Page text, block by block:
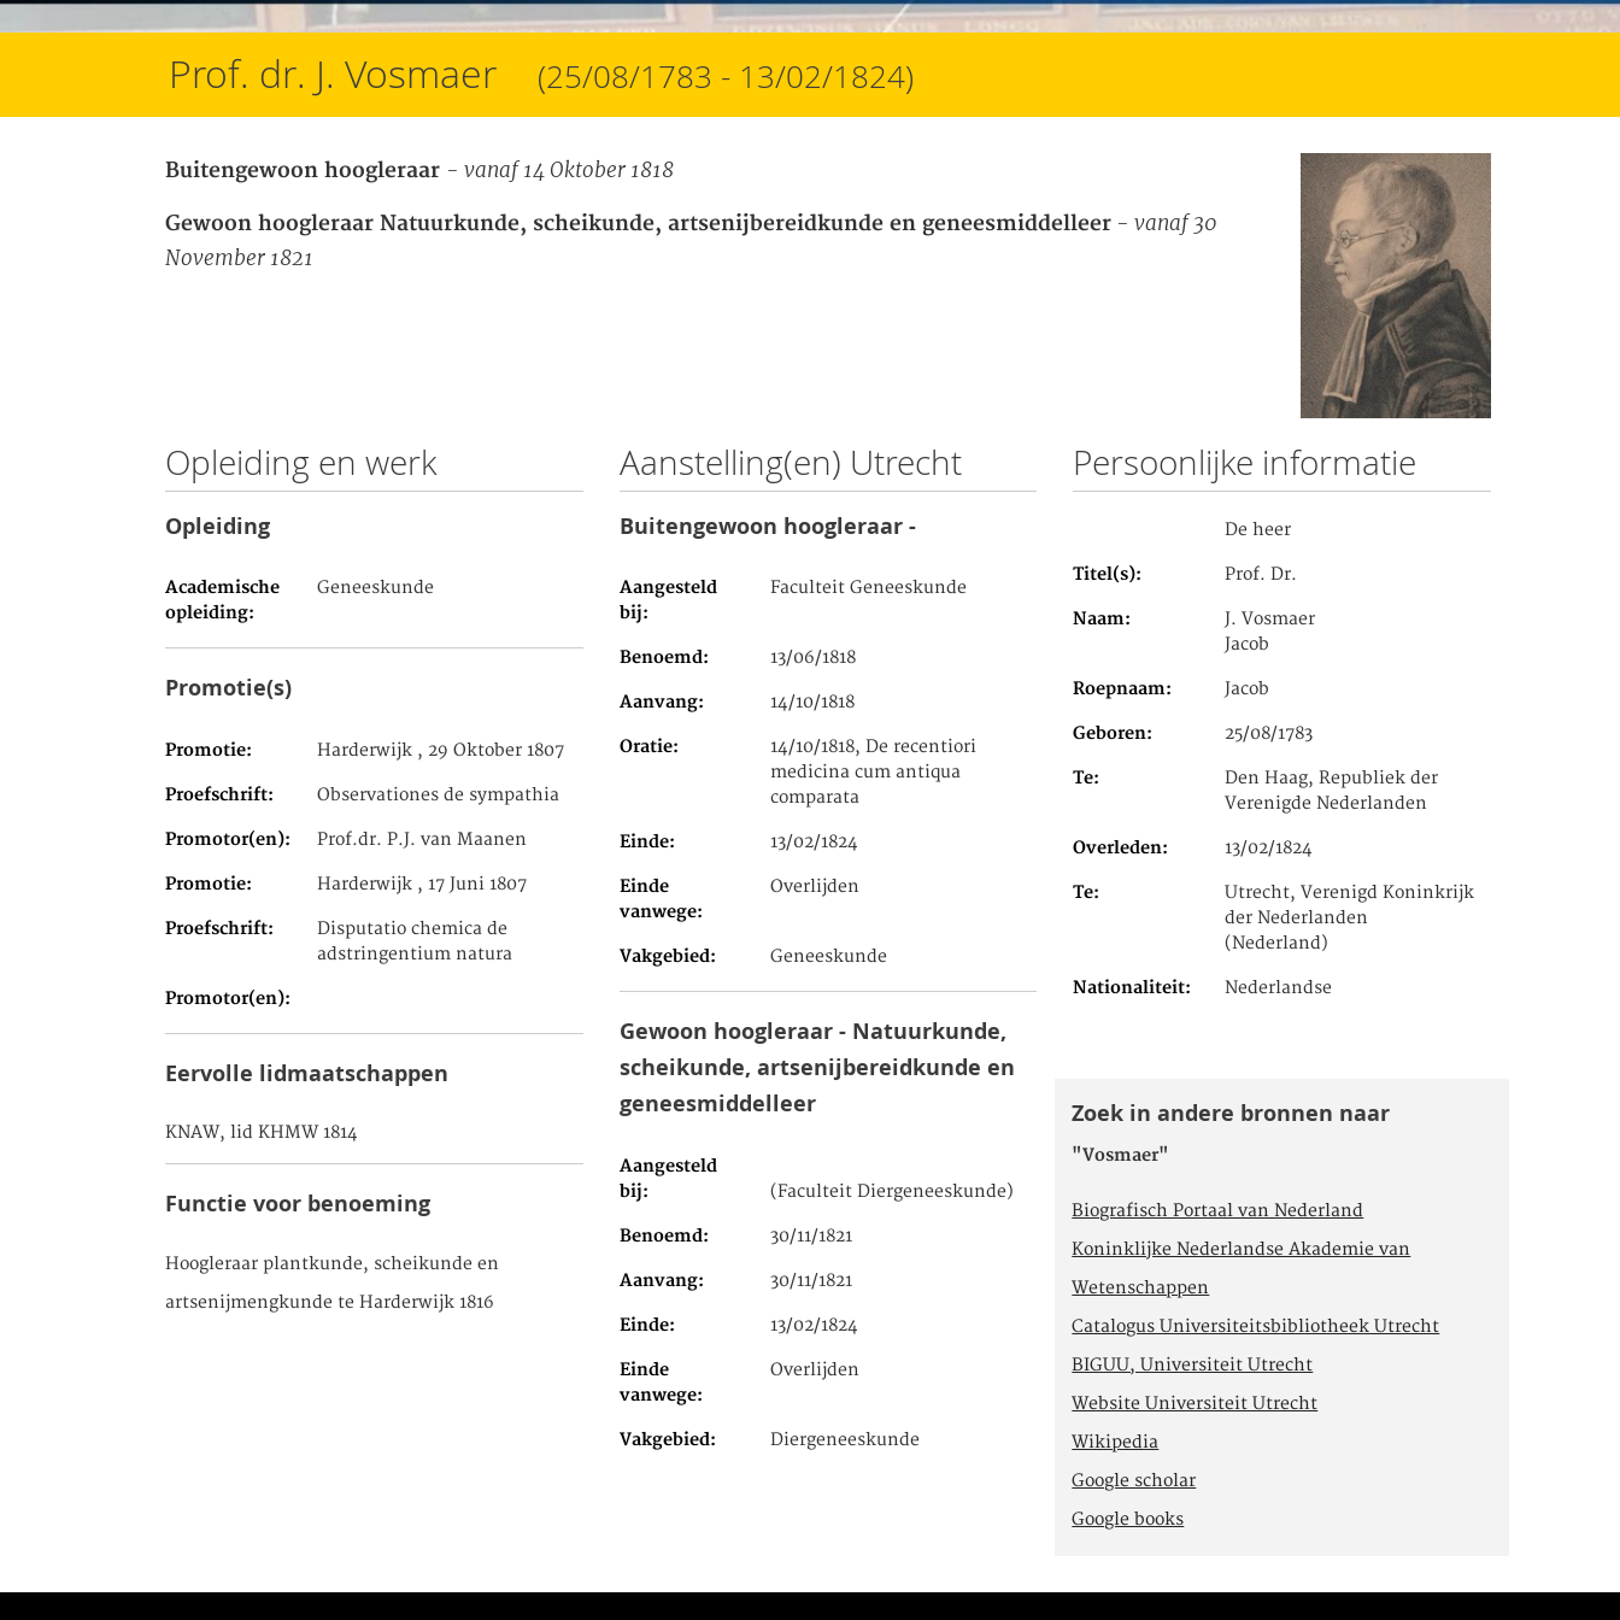
Prof. dr. J. Vosmaer (25/08/1783 - 13/02/1824)
Buitengewoon hoogleraar - vanaf 14 Oktober 1818
Gewoon hoogleraar Natuurkunde, scheikunde, artsenijbereidkunde en geneesmiddelleer - vanaf 30
November 1821
Opleiding en werk
Opleiding
Academische
opleiding
Geneeskunde
Promotie(s)
Promotie Harderwijk , 29 Oktober 1807
Proefschrift Observationes de sympathia
Promotor(en) Prof.dr. P.J. van Maanen
Promotie Harderwijk , 17 Juni 1807
Proefschrift
Disputatio chemica de
adstringentium natura
Promotor(en)
Eervolle lidmaatschappen
KNAW, lid KHMW 1814
Functie voor benoeming
Hoogleraar plantkunde, scheikunde en
artsenijmengkunde te Harderwijk 1816
Aanstelling(en) Utrecht
Buitengewoon hoogleraar -
Aangesteld
bij
Faculteit Geneeskunde
Benoemd 13/06/1818
Aanvang 14/10/1818
Oratie
14/10/1818, De recentiori
medicina cum antiqua
comparata
Einde 13/02/1824
Einde
vanwege
Overlijden
Vakgebied Geneeskunde
Gewoon hoogleraar - Natuurkunde,
scheikunde, artsenijbereidkunde en
geneesmiddelleer
Aangesteld
bij
(Faculteit Diergeneeskunde)
Benoemd 30/11/1821
Aanvang 30/11/1821
Einde 13/02/1824
Einde
vanwege
Overlijden
Vakgebied Diergeneeskunde
Persoonlijke informatie
De heer
Titel(s) Prof. Dr.
Naam
J. Vosmaer
Jacob
Roepnaam Jacob
Geboren 25/08/1783
Te
Den Haag, Republiek der
Verenigde Nederlanden
Overleden 13/02/1824
Te
Utrecht, Verenigd Koninkrijk
der Nederlanden
(Nederland)
Nationaliteit Nederlandse
Zoek in andere bronnen naar
"Vosmaer"
Biografisch Portaal van Nederland
Koninklijke Nederlandse Akademie van
Wetenschappen
Catalogus Universiteitsbibliotheek Utrecht
BIGUU, Universiteit Utrecht
Website Universiteit Utrecht
Wikipedia
Google scholar
Google books